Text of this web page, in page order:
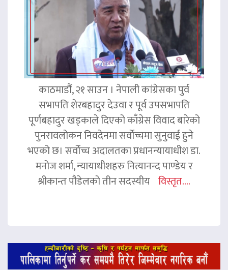
काठमाडौं, २१ साउन । नेपाली कांग्रेसका पुर्व
सभापति शेरबहादुर देउवा र पूर्व उपसभापति
पूर्णबहादुर खड्काले दिएको काँग्रेस विवाद बारेको
पुनरावलोकन निवदेनमा सर्वोच्चमा सुनुवाई हुने
भएको छ। सर्वोच्च अदालतका प्रधानन्यायाधीश डा.
मनोज शर्मा, न्यायाधीशहरु नित्यानन्द पाण्डेय र
श्रीकान्त पौडेलको तीन सदस्यीय विस्तृत....